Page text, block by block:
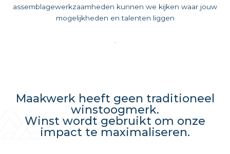
assemblagewerkzaamheden kunnen we kijken waar jouw
mogelijkheden en talenten liggen
Maakwerk heeft geen traditioneel
winstoogmerk.
Winst wordt gebruikt om onze
impact te maximaliseren.